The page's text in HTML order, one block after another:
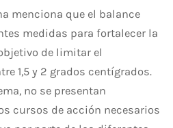
menciona que el balance
medidas para fortalecer la
de limitar el
1,5 y 2 grados centígrados.
no se presentan
cursos de acción necesarios